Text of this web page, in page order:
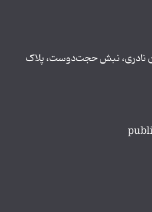
نادری، نبش حجت‌دوست، پلاک